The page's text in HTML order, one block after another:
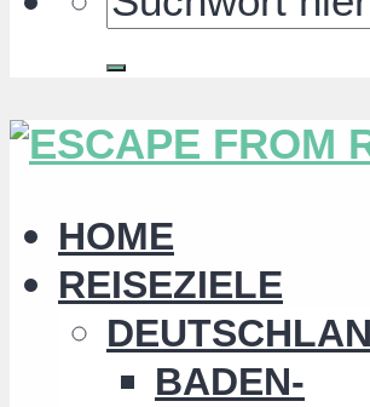
HOME
REISEZIELE
BADEN-